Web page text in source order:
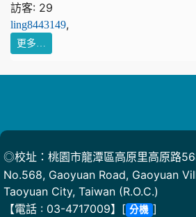
訪客: 29
ling8443149,
更多…
◎校址：桃園市龍潭區高原里高原路
No.568, Gaoyuan Road, Gaoyuan
Taoyuan City, Taiwan (R.O.C.)
【電話 : 03-4717009】[ 分機 ]